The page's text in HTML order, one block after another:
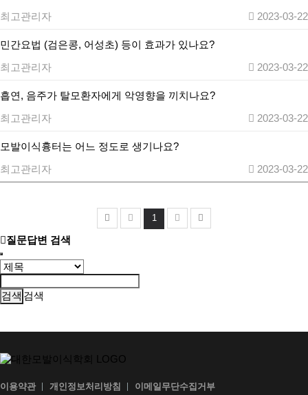
최고관리자
2023-03-22
민간요법 (검은콩, 어성초) 등이 효과가 있나요?
최고관리자
2023-03-22
흡연, 음주가 탈모환자에게 악영향을 끼치나요?
최고관리자
2023-03-22
모발이식흉터는 어느 정도로 생기나요?
최고관리자
2023-03-22
1
질문답변 검색
검색
이용약관 개인정보처리방침 이메일무단수집거부